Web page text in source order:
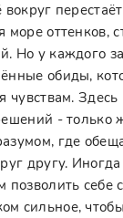
вокруг
море оттенков,
Но у каждого
обиды,
чувствам.
- только
где
другу.
себе
сильное,